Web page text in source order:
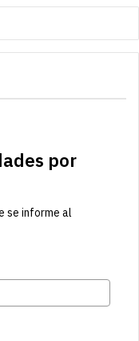
por
se informe al